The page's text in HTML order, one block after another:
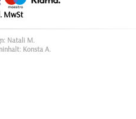
MwSt
Natali M.
Konsta A.